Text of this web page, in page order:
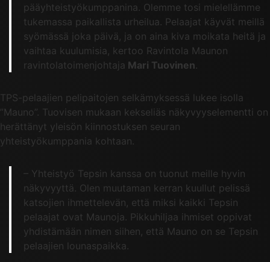
pääyhteistyökumppanina. Olemme tosi mielellämme
tukemassa paikallista urheilua. Pelaajat käyvät meillä
syömässä joka päivä, ja on aina kiva moikata heitä ja
vaihtaa kuulumisia, kertoo Ravintola Maunon
ravintolatoimenjohtaja Mari Tuovinen.
TPS-pelaajien pelipaitojen selkämyksessä lukee isolla
”Mauno”. Tuovisen mukaan kekseliäs näkyvyyselementti on
herättänyt yleisön kiinnostuksen seuran
yhteistyökumppania kohtaan.
– Yhteistyö Tepsin kanssa on tuonut meille hyvin
näkyvyyttä. Olen muutaman kerran kuullut pelissä
katsojien ihmettelevän, että miksi kaikki Tepsin
pelaajat ovat Maunoja. Pikkuhiljaa ihmiset oppivat
yhdistämään nimen siihen, että Mauno on se Tepsin
pelaajien lounaspaikka.